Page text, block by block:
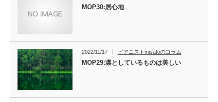
MOP30:居心地
2022/11/17 ピアニストmisatoのコラム
MOP29:凛としているものは美しい